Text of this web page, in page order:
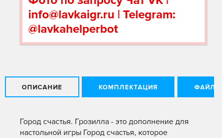
info@lavkaigr.ru | Telegram:
@lavkahelperbot
ОПИСАНИЕ КОМПЛЕКТАЦИЯ ФАЙЛЫ
Город счастья. Грозилла - это дополнение для
настольной игры Город счастья, которое